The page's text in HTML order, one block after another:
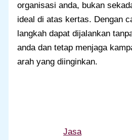
organisasi anda, bukan
ideal di atas kertas. Dengan
langkah dapat dijalankan
anda dan tetap menjaga
arah yang diinginkan.
Jasa